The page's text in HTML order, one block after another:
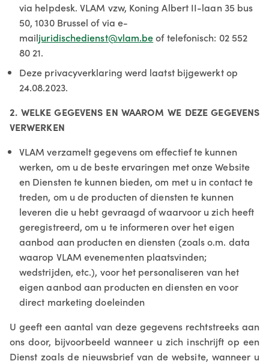
via helpdesk. VLAM vzw, Koning Albert II-laan 35 bus
50, 1030 Brussel of via e-
mailjuridischedienst@vlam.beof telefonisch: 02 552
80 21.
Deze privacyverklaring werd laatst bijgewerkt op
24.08.2023.
2. WELKE GEGEVENS EN WAAROM WE DEZE GEGEVENS
VERWERKEN
VLAM verzamelt gegevens om effectief te kunnen
werken, om u de beste ervaringen met onze Website
en Diensten te kunnen bieden, om met u in contact te
treden, om u de producten of diensten te kunnen
leveren die u hebt gevraagd of waarvoor u zich heeft
geregistreerd, om u te informeren over het eigen
aanbod aan producten en diensten (zoals o.m. data
waarop VLAM evenementen plaatsvinden;
wedstrijden, etc.), voor het personaliseren van het
eigen aanbod aan producten en diensten en voor
direct marketing doeleinden
U geeft een aantal van deze gegevens rechtstreeks aan
ons door, bijvoorbeeld wanneer u zich inschrijft op een
Dienst zoals de nieuwsbrief van de website, wanneer u